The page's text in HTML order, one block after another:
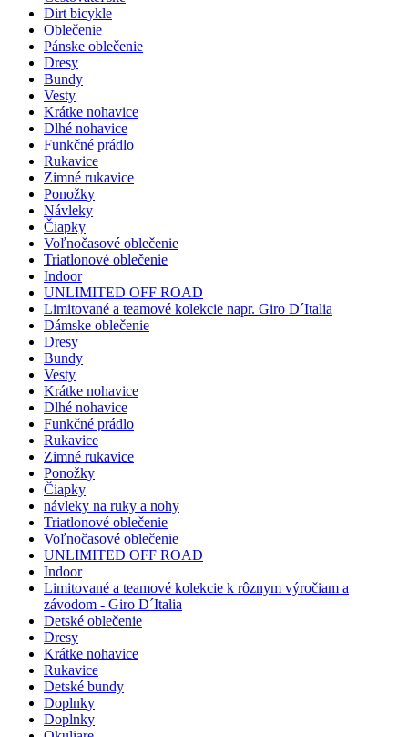
Dirt bicykle
Oblečenie
Pánske oblečenie
Dresy
Bundy
Vesty
Krátke nohavice
Dlhé nohavice
Funkčné prádlo
Rukavice
Zimné rukavice
Ponožky
Návleky
Čiapky
Voľnočasové oblečenie
Triatlonové oblečenie
Indoor
UNLIMITED OFF ROAD
Limitované a teamové kolekcie napr. Giro D´Italia
Dámske oblečenie
Dresy
Bundy
Vesty
Krátke nohavice
Dlhé nohavice
Funkčné prádlo
Rukavice
Zimné rukavice
Ponožky
Čiapky
návleky na ruky a nohy
Triatlonové oblečenie
Voľnočasové oblečenie
UNLIMITED OFF ROAD
Indoor
Limitované a teamové kolekcie k rôznym výročiam a
závodom - Giro D´Italia
Detské oblečenie
Dresy
Krátke nohavice
Rukavice
Detské bundy
Doplnky
Doplnky